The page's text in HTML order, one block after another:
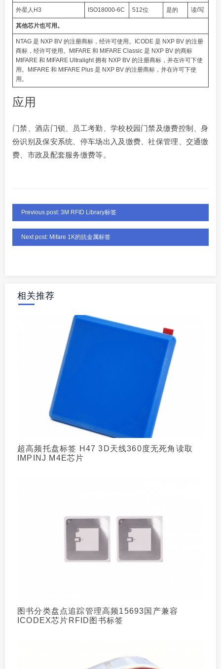
外星人H3 ISO18000-6C 512位 是的 读/写
其他芯片也可用。
NTAG 是 NXP BV 的注册商标，经许可使用。ICODE 是 NXP BV 的注册
商标，经许可使用。MIFARE 和 MIFARE Classic 是 NXP BV 的商标
MIFARE 和 MIFARE Ultralight 拥有 NXP BV 的注册商标，并在许可下使
用。MIFARE 和 MIFARE Plus 是 NXP BV 的注册商标，并在许可下使
用。
应用
门禁、酒店门锁、员工考勤、学校校园门禁及缴费控制、身
份识别及保安系统、停车场出入及缴费、社保管理、交通缴
费、市政及配套服务缴费等。
Previous post: 3M RFID Library标签
Next post: Mifare 1K的抗金属标签
相关推荐
超高频托盘标签 H47 3D天线360度无死角读取
IMPINJ M4E芯片
图书分类盘点追踪管理高频15693国产兼容
ICODEX芯片RFID图书标签